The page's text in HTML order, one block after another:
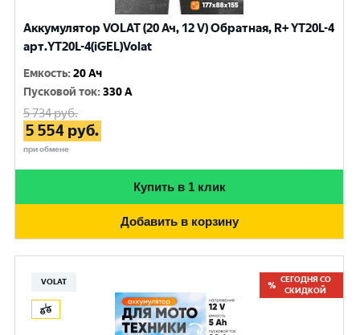
Аккумулятор VOLAT (20 Ач, 12 V) Обратная, R+ YT20L-4
арт.YT20L-4(iGEL)Volat
Емкость:20 Ач
Пусковой ток:330 A
5 734руб.
5 554 руб.
при обмене
Купить в 1 клик
Добавить в корзину
VOLAT
СЕГОДНЯ СО
СКИДКОЙ